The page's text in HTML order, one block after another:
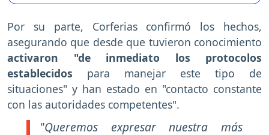
Por su parte, Corferias confirmó los hechos,
asegurando que desde que tuvieron conocimiento
activaron "de inmediato los protocolos
establecidos para manejar este tipo de
situaciones" y han estado en "contacto constante
con las autoridades competentes".
"Queremos expresar nuestra más